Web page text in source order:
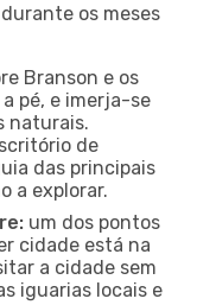
os meses
Branson e os
pé, e imerja-se
naturais.
de
das principais
a explorar.
um dos pontos
cidade está na
a cidade sem
iguarias locais e